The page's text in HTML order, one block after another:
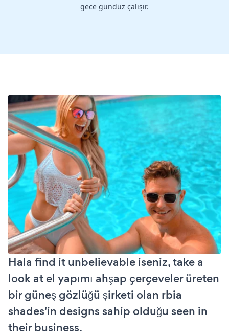
gece gündüz çalışır.
Hala find it unbelievable iseniz, take a
look at el yapımı ahşap çerçeveler üreten
bir güneş gözlüğü şirketi olan rbia
shades'in designs sahip olduğu seen in
their business.